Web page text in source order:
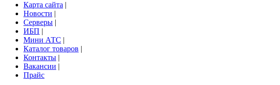
Карта сайта |
Новости |
Серверы |
ИБП |
Мини АТС |
Каталог товаров |
Контакты |
Вакансии |
Прайс